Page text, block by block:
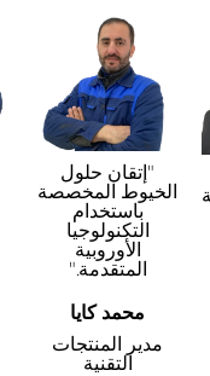
"إتقان حلول
الخيوط المخصصة
باستخدام
التكنولوجيا
الأوروبية
المتقدمة."
محمد كايا
مدير المنتجات
التقنية